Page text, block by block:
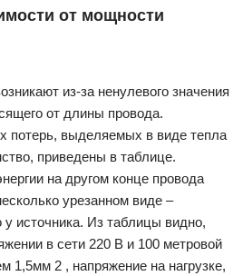
от мощности
из-за ненулевого значения
от длины провода.
потерь, выделяемых в виде тепла
приведены в таблице.
на другом конце провода
урезанном виде –
источника. Из таблицы видно,
в сети 220 В и 100 метровой
1,5мм 2 , напряжение на нагрузке,